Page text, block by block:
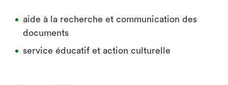
aide à la recherche et communication des
documents
service éducatif et action culturelle